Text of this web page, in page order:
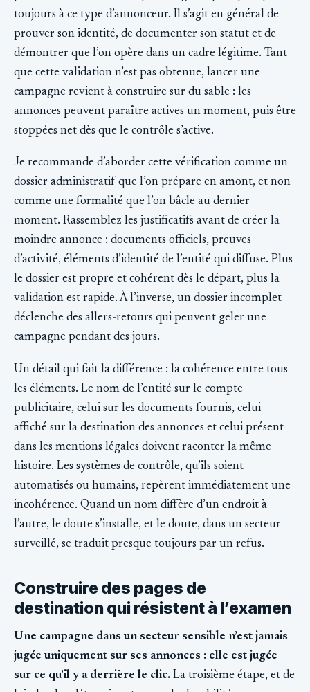
toujours à ce type d’annonceur. Il s’agit en général de
prouver son identité, de documenter son statut et de
démontrer que l’on opère dans un cadre légitime. Tant
que cette validation n’est pas obtenue, lancer une
campagne revient à construire sur du sable : les
annonces peuvent paraître actives un moment, puis être
stoppées net dès que le contrôle s’active.
Je recommande d’aborder cette vérification comme un
dossier administratif que l’on prépare en amont, et non
comme une formalité que l’on bâcle au dernier
moment. Rassemblez les justificatifs avant de créer la
moindre annonce : documents officiels, preuves
d’activité, éléments d’identité de l’entité qui diffuse. Plus
le dossier est propre et cohérent dès le départ, plus la
validation est rapide. À l’inverse, un dossier incomplet
déclenche des allers-retours qui peuvent geler une
campagne pendant des jours.
Un détail qui fait la différence : la cohérence entre tous
les éléments. Le nom de l’entité sur le compte
publicitaire, celui sur les documents fournis, celui
affiché sur la destination des annonces et celui présent
dans les mentions légales doivent raconter la même
histoire. Les systèmes de contrôle, qu’ils soient
automatisés ou humains, repèrent immédiatement une
incohérence. Quand un nom diffère d’un endroit à
l’autre, le doute s’installe, et le doute, dans un secteur
surveillé, se traduit presque toujours par un refus.
Construire des pages de
destination qui résistent à l’examen
Une campagne dans un secteur sensible n’est jamais
jugée uniquement sur ses annonces : elle est jugée
sur ce qu’il y a derrière le clic. La troisième étape, et de